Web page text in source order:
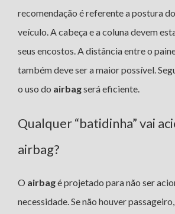
recomendação é referente a postura
veículo. A cabeça e a coluna devem
seus encostos. A distância entre o
também deve ser a maior possível.
o uso do airbagserá eficiente.
Qualquer “batidinha” vai
airbag?
O airbagé projetado para não ser
necessidade. Se não houver